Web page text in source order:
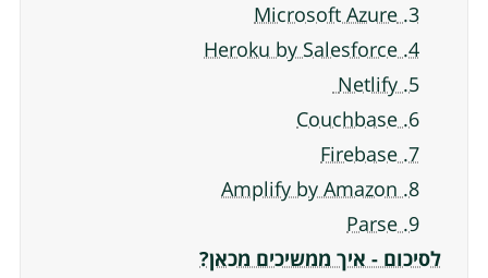
3. Microsoft Azure
4. Heroku by Salesforce
5. Netlify
6. Couchbase
7. Firebase‍
8. Amplify by Amazon
9. Parse
לסיכום - איך ממשיכים מכאן?